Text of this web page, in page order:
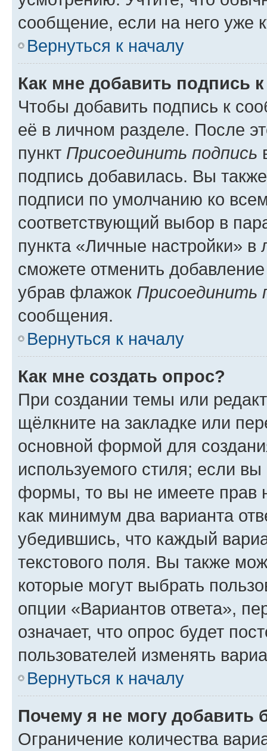
сообщение, если на него уже
Вернуться к началу
Как мне добавить подпись
Чтобы добавить подпись к
её в личном разделе. После
пункт Присоединить подпись
подпись добавилась. Вы
подписи по умолчанию ко
соответствующий выбор в
пункта «Личные настройки»
сможете отменить
убрав флажок Присоединить
сообщения.
Вернуться к началу
Как мне создать опрос?
При создании темы или
щёлкните на закладке или
основной формой для
используемого стиля; если
формы, то вы не имеете прав
как минимум два варианта
убедившись, что каждый
текстового поля. Вы также
которые могут выбрать
опции «Вариантов ответа»,
означает, что опрос будет
пользователей изменять
Вернуться к началу
Почему я не могу добавить
Ограничение количества